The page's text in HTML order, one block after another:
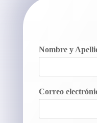
Nombre y
Correo